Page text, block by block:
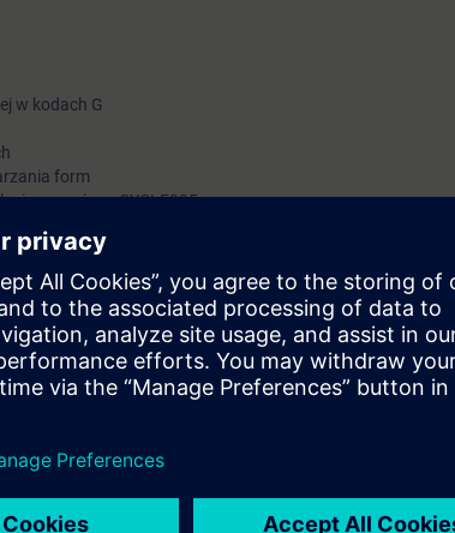
w kodach G
form
wrzeciona CYCLE995
obsługiwać i programować obrabiarkę 5-osiową
wyposażonych w układ sterowania SINUMERIK
w oprogramowanie SinuTrain Operate V4.4, V4.5, V4.7